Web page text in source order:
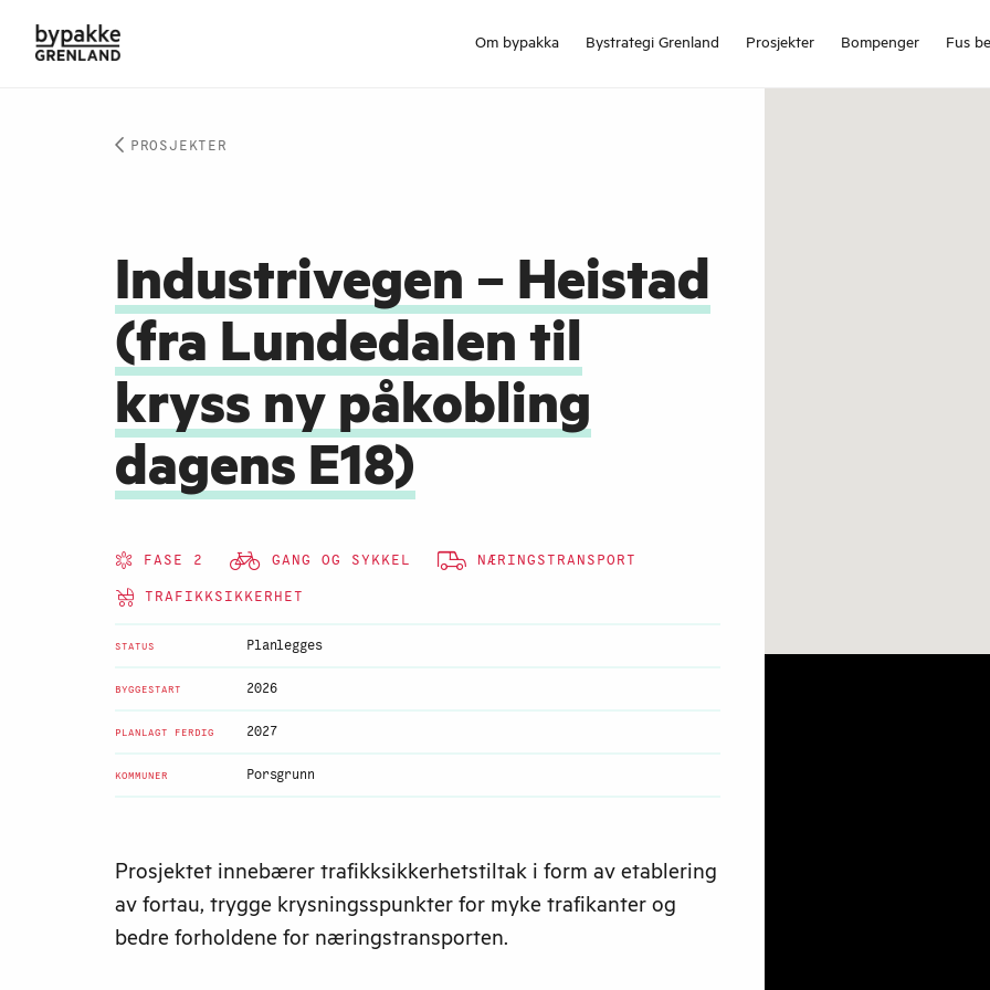
Om bypakka Bystrategi Grenland Prosjekter Bompenger Fus
PROSJEKTER
Industrivegen – Heistad
(fra Lundedalen til
kryss ny påkobling
dagens E18)
FASE 2 GANG OG SYKKEL
NÆRINGSTRANSPORT
TRAFIKKSIKKERHET
STATUS Planlegges
BYGGESTART 2026
PLANLAGT FERDIG 2027
KOMMUNER Porsgrunn
Prosjektet innebærer trafikksikkerhetstiltak i form av etablering
av fortau, trygge krysningsspunkter for myke trafikanter og
bedre forholdene for næringstransporten.